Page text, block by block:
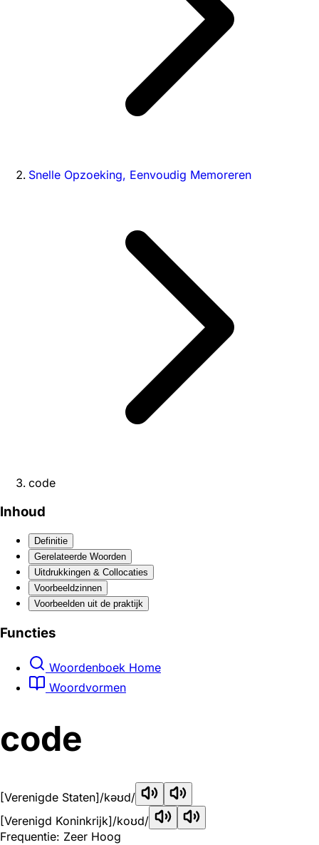
Snelle Opzoeking, Eenvoudig Memoreren
code
Inhoud
Definitie
Gerelateerde Woorden
Uitdrukkingen & Collocaties
Voorbeeldzinnen
Voorbeelden uit de praktijk
Functies
Woordenboek Home
Woordvormen
code
[Verenigde Staten]/kəʊd/
[Verenigd Koninkrijk]/koʊd/
Frequentie: Zeer Hoog